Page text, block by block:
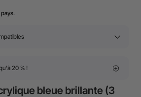
20 % !
bleue brillante (3